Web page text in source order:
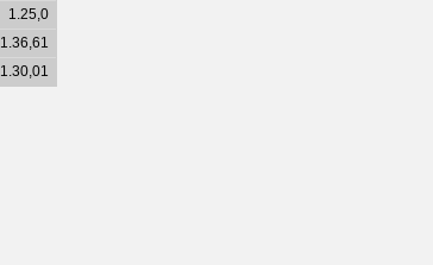
1.25,0
1.36,61
1.30,01